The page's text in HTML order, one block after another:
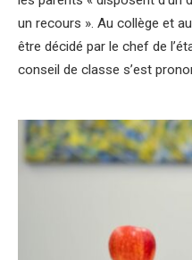
un recours ». Au collège et
être décidé par le chef de
conseil de classe s’est